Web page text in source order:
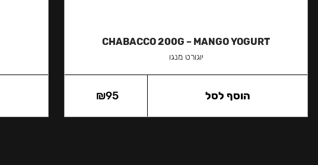
CHABACCO 200G – MANGO YOGURT
יוגורט מנגו
₪95 הוסף לסל